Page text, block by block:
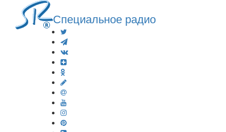
Специальное радио